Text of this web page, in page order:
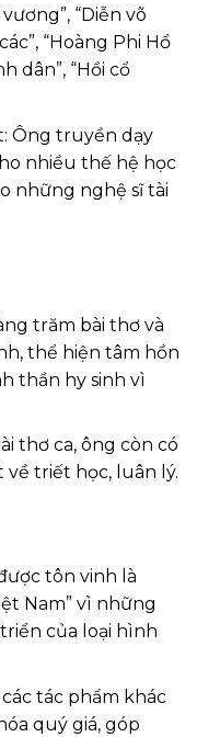
“Diễn võ
“Hoàng Phi Hổ
dân”, “Hồi cổ
Ông truyền dạy
nhiều thế hệ học
những nghệ sĩ tài
trăm bài thơ và
thể hiện tâm hồn
thần hy sinh vì
thơ ca, ông còn có
về triết học, luân lý.
tôn vinh là
Nam” vì những
của loại hình
tác phẩm khác
quý giá, góp